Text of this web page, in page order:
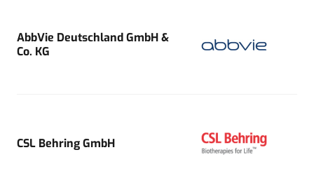
AbbVie Deutschland GmbH &
Co. KG
CSL Behring GmbH